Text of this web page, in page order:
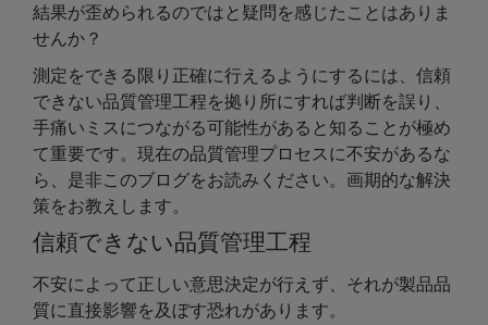
結果が歪められるのではと疑問を感じたことはありま
せんか？
測定をできる限り正確に行えるようにするには、信頼
できない品質管理工程を拠り所にすれば判断を誤り、
手痛いミスにつながる可能性があると知ることが極め
て重要です。現在の品質管理プロセスに不安があるな
ら、是非このブログをお読みください。画期的な解決
策をお教えします。
信頼できない品質管理工程
不安によって正しい意思決定が行えず、それが製品品
質に直接影響を及ぼす恐れがあります。